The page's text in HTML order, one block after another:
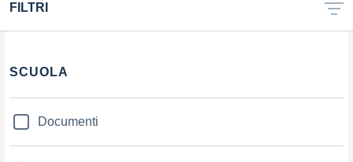
FILTRI
Filtri
SCUOLA
Documenti